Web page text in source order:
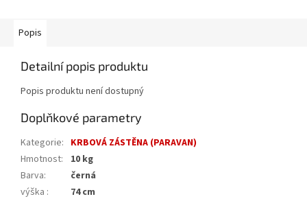
Popis
Detailní popis produktu
Popis produktu není dostupný
Doplňkové parametry
Kategorie: KRBOVÁ ZÁSTĚNA (PARAVAN)
Hmotnost:
10 kg
Barva:
černá
výška :
74 cm